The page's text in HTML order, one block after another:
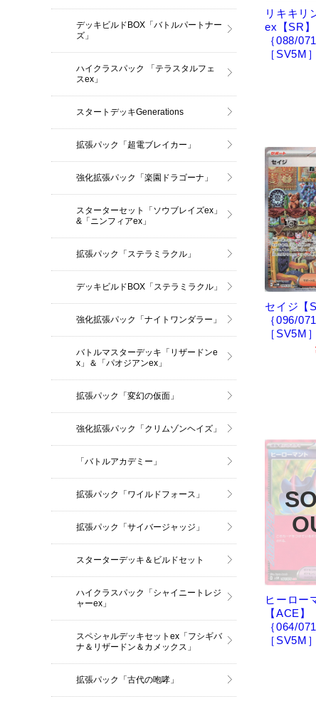
リキキリ
ex【SR】
｛088/071
［SV5M］
セイジ【
｛096/071
［SV5M］
ヒーロー
【ACE】
｛064/071
［SV5M］
デッキビルドBOX「バトルパートナー
ズ」
ハイクラスパック 「テラスタルフェ
スex」
スタートデッキGenerations
拡張パック「超電ブレイカー」
強化拡張パック「楽園ドラゴーナ」
スターターセット「ソウブレイズex」
&「ニンフィアex」
拡張パック「ステラミラクル」
デッキビルドBOX「ステラミラクル」
強化拡張パック「ナイトワンダラー」
バトルマスターデッキ「リザードンe
x」＆「パオジアンex」
拡張パック「変幻の仮面」
強化拡張パック「クリムゾンヘイズ」
「バトルアカデミー」
拡張パック「ワイルドフォース」
拡張パック「サイバージャッジ」
スターターデッキ＆ビルドセット
ハイクラスパック「シャイニートレジ
ャーex」
スペシャルデッキセットex「フシギバ
ナ＆リザードン＆カメックス」
拡張パック「古代の咆哮」